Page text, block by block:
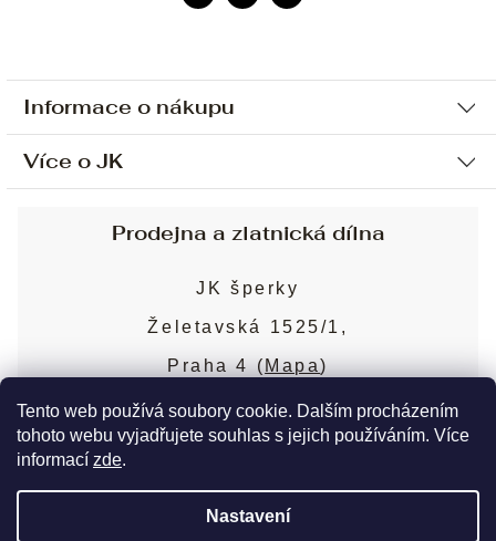
Tento web používá soubory cookie. Dalším procházením
tohoto webu vyjadřujete souhlas s jejich používáním. Více
informací zde.
Nastavení
Informace o nákupu
Ochrana osobních údajů
Sjednání osobní schůzky
Obchodní podmínky
Puncovní značky
Více o JK
Blog
Nejčastější dotazy
Prodejna a zlatnická dílna
JK šperky
Želetavská 1525/1,
Praha 4 (Mapa)
Více o prodejně
Copyright 2026JK šperky. Všechna práva
Upravit nastavení cookies